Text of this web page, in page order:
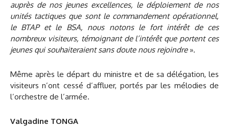
auprès de nos jeunes excellences, le déploiement de nos
unités tactiques que sont le commandement opérationnel,
le BTAP et le BSA, nous notons le fort intérêt de ces
nombreux visiteurs, témoignant de l’intérêt que portent ces
jeunes qui souhaiteraient sans doute nous rejoindre».
Même après le départ du ministre et de sa délégation, les
visiteurs n’ont cessé d’affluer, portés par les mélodies de
l’orchestre de l’armée.
Valgadine TONGA